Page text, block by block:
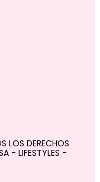
LOS DERECHOS
- LIFESTYLES -